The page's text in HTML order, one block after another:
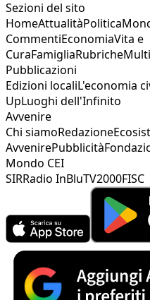
Sezioni del sito
HomeAttualitàPolitica
CommentiEconomiaVita e
CuraFamigliaRubriche
Pubblicazioni
Edizioni localiL'economia
UpLuoghi dell'Infinito
Avvenire
Chi siamoRedazione
AvvenirePubblicità
Mondo CEI
SIRRadio InBluTV2000FISC